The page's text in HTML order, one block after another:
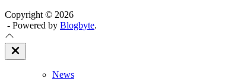
Copyright © 2026
- Powered by Blogbyte.
Close
Off
News